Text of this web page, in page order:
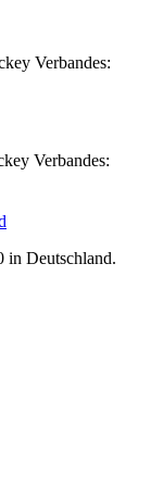
Verbandes:
Verbandes:
in Deutschland.